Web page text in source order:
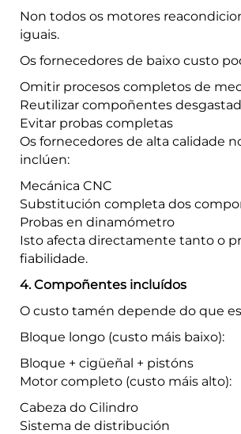
Non todos os motores
iguais.
Os fornecedores de baixo custo
Omitir procesos completos de
Reutilizar compoñentes
Evitar probas completas
Os fornecedores de alta calidade
inclúen:
Mecánica CNC
Substitución completa dos
Probas en dinamómetro
Isto afecta directamente tanto o
fiabilidade.
4. Compoñentes incluídos
O custo tamén depende do que
Bloque longo (custo máis baixo):
Bloque + cigüeñal + pistóns
Motor completo (custo máis alto):
Cabeza do Cilindro
Sistema de distribución